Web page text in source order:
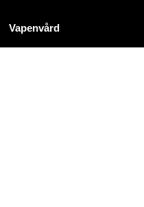
Vapenvård